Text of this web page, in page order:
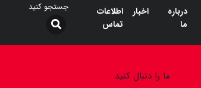
درباره
ما
اخبار
اطلاعات
تماس
ما را دنبال کنید